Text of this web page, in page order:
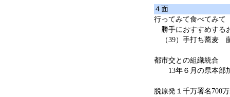
４面
行ってみて食べてみて
勝手におすすめする
（39）手打ち蕎麦
都市交との組織統合
13年６月の県本部
脱原発１千万署名700